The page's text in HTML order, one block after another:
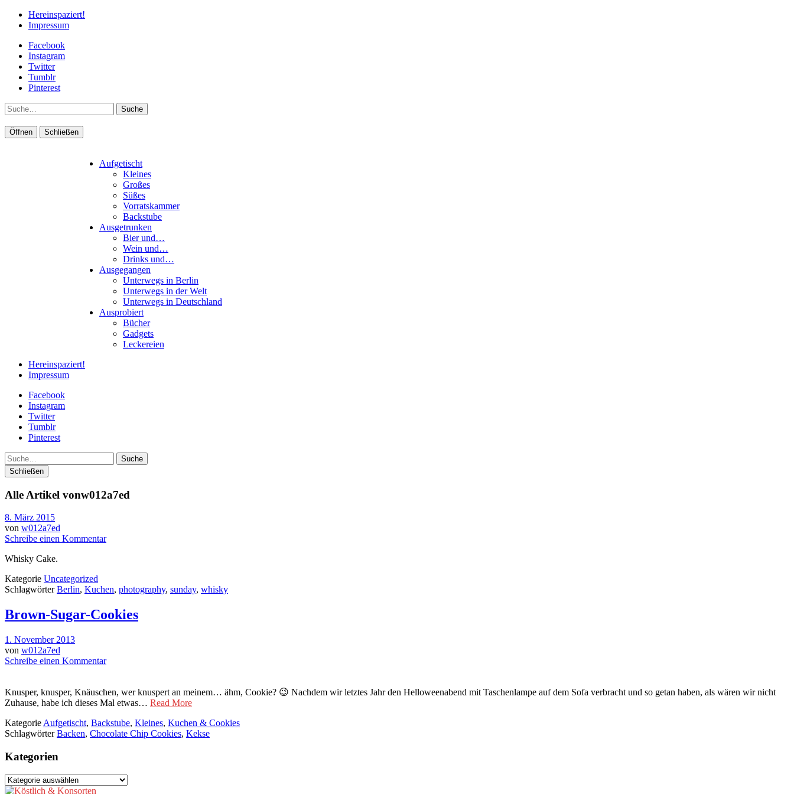
Hereinspaziert!
Impressum
Facebook
Instagram
Twitter
Tumblr
Pinterest
Suche
Öffnen Schließen
Aufgetischt
Kleines
Großes
Süßes
Vorratskammer
Backstube
Ausgetrunken
Bier und…
Wein und…
Drinks und…
Ausgegangen
Unterwegs in Berlin
Unterwegs in der Welt
Unterwegs in Deutschland
Ausprobiert
Bücher
Gadgets
Leckereien
Hereinspaziert!
Impressum
Facebook
Instagram
Twitter
Tumblr
Pinterest
Suche
Schließen
Alle Artikel vonw012a7ed
8. März 2015
von w012a7ed
Schreibe einen Kommentar
Whisky Cake.
Kategorie Uncategorized
SchlagwörterBerlin, Kuchen, photography, sunday, whisky
Brown-Sugar-Cookies
1. November 2013
von w012a7ed
Schreibe einen Kommentar
Knusper, knusper, Knäuschen, wer knuspert an meinem… ähm, Cookie? 😉 Nachdem wir letztes Jahr den Helloweenabend mit Taschenlampe auf dem Sofa verbracht und so getan haben, als wären wir nicht
Zuhause, habe ich dieses Mal etwas… Read More
Kategorie Aufgetischt, Backstube, Kleines, Kuchen & Cookies
SchlagwörterBacken, Chocolate Chip Cookies, Kekse
Kategorien
Kategorien